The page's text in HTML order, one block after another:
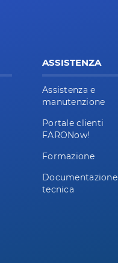
ASSISTENZA
Assistenza e
manutenzione
Portale clienti
FARONow!
Formazione
Documentazione
tecnica